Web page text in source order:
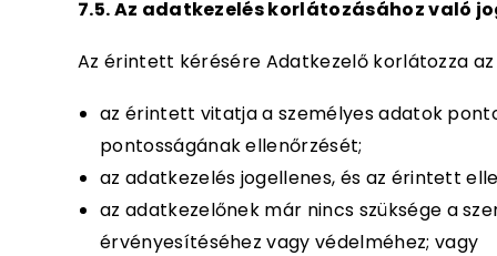
7.5. Az adatkezelés korlátozásához való
Az érintett kérésére Adatkezelő korlátozza
az érintett vitatja a személyes adatok
pontosságának ellenőrzését;
az adatkezelés jogellenes, és az érintett
az adatkezelőnek már nincs szüksége a
érvényesítéséhez vagy védelméhez; vagy